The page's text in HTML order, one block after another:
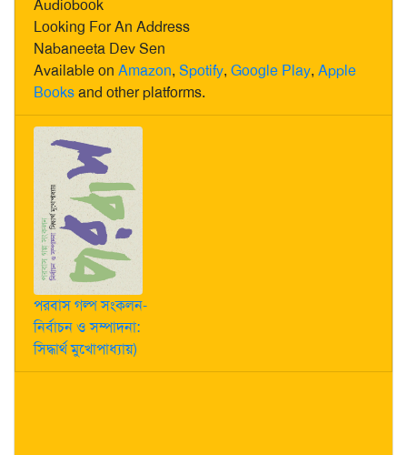
Audiobook
Looking For An Address
Nabaneeta Dev Sen
Available on Amazon, Spotify, Google Play, Apple
Booksand other platforms.
পরবাস গল্প সংকলন-
নির্বাচন ও সম্পাদনা:
সিদ্ধার্থ মুখোপাধ্যায়)